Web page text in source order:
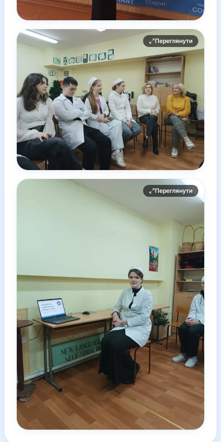
Переглянути
Переглянути